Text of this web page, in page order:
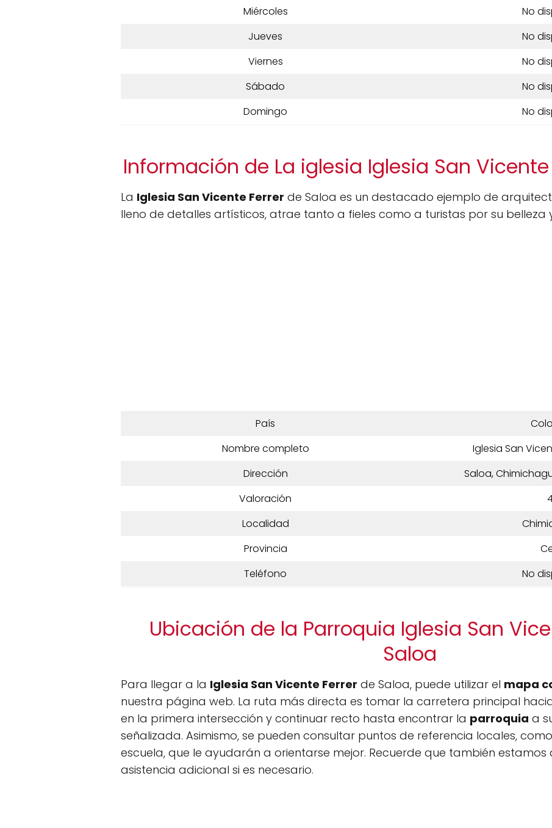
Miércoles
No
Jueves
No
Viernes
No
Sábado
No
Domingo
No
Información de La iglesia Iglesia San
La Iglesia San Vicente Ferrer de Saloa es un destacado ejemplo de
lleno de detalles artísticos, atrae tanto a fieles como a turistas por su belleza
País
Nombre completo
Iglesia San
Dirección
Saloa,
Valoración
Localidad
Provincia
Teléfono
No
Ubicación de la Parroquia Iglesia San
Saloa
Para llegar a la Iglesia San Vicente Ferrer de Saloa, puede utilizar el mapa
nuestra página web. La ruta más directa es tomar la carretera principal
en la primera intersección y continuar recto hasta encontrar la parroquia a
señalizada. Asimismo, se pueden consultar puntos de referencia locales,
escuela, que le ayudarán a orientarse mejor. Recuerde que también
asistencia adicional si es necesario.